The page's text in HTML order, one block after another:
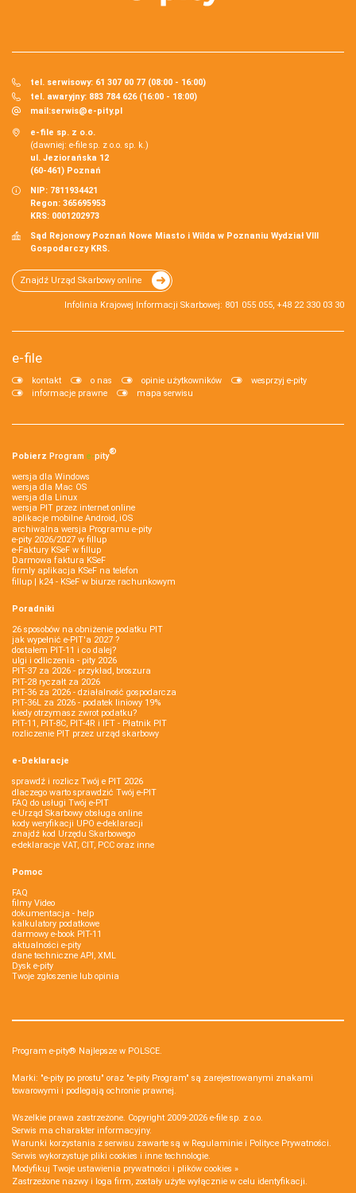
tel. serwisowy: 61 307 00 77 (08:00 - 16:00)
tel. awaryjny: 883 784 626 (16:00 - 18:00)
mail:serwis@e-pity.pl
e-file sp. z o.o.
(dawniej: e-file sp. z o.o. sp. k.)
ul. Jeziorańska 12
(60-461) Poznań
NIP: 7811934421
Regon: 365695953
KRS: 0001202973
Sąd Rejonowy Poznań Nowe Miasto i Wilda w Poznaniu Wydział VIII
Gospodarczy KRS.
Znajdź Urząd Skarbowy online
Infolinia Krajowej Informacji Skarbowej: 801 055 055, +48 22 330 03 30
e-file
kontakt o nas opinie użytkowników
wesprzyj e-pity
informacje prawne
mapa serwisu
Pobierz Program e‑pity®
wersja dla Windows
wersja dla Mac OS
wersja dla Linux
wersja PIT przez internet online
aplikacje mobilne Android, iOS
archiwalna wersja Programu e-pity
e-pity 2026/2027 w fillup
e‑Faktury KSeF w fillup
Darmowa faktura KSeF
firmly aplikacja KSeF na telefon
fillup | k24 - KSeF w biurze rachunkowym
Poradniki
26 sposobów na obniżenie podatku PIT
jak wypełnić e-PIT'a 2027 ?
dostałem PIT-11 i co dalej?
ulgi i odliczenia - pity 2026
PIT-37 za 2026 - przykład, broszura
PIT-28 ryczałt za 2026
PIT-36 za 2026 - działalność gospodarcza
PIT-36L za 2026 - podatek liniowy 19%
kiedy otrzymasz zwrot podatku?
PIT-11, PIT-8C, PIT-4R i IFT - Płatnik PIT
rozliczenie PIT przez urząd skarbowy
e-Deklaracje
sprawdź i rozlicz Twój e PIT 2026
dlaczego warto sprawdzić Twój e-PIT
FAQ do usługi Twój e-PIT
e-Urząd Skarbowy obsługa online
kody weryfikacji UPO e-deklaracji
znajdź kod Urzędu Skarbowego
e-deklaracje VAT, CIT, PCC oraz inne
Pomoc
FAQ
filmy Video
dokumentacja - help
kalkulatory podatkowe
darmowy e-book PIT-11
aktualności e-pity
dane techniczne API, XML
Dysk e-pity
Twoje zgłoszenie lub opinia
Program e-pity® Najlepsze w POLSCE.
Marki: "e-pity po prostu" oraz "e-pity Program" są zarejestrowanymi znakami
towarowymi i podlegają ochronie prawnej.
Wszelkie prawa zastrzeżone. Copyright 2009-2026 e-file sp. z o.o.
Serwis ma charakter informacyjny.
Warunki korzystania z serwisu zawarte są w Regulaminie i Polityce Prywatności.
Serwis wykorzystuje pliki cookies i inne technologie.
Modyfikuj Twoje ustawienia prywatności i plików cookies »
Zastrzeżone nazwy i loga firm, zostały użyte wyłącznie w celu identyfikacji.